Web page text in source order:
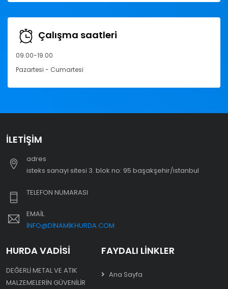
Çalışma saatleri
09.00-19.00
Pazartesi - Cumartesi
İLETIŞIM
adres
i̇steks sanayi sitesi 3. blok no: 95 başakşehir/i̇stanbul
TELEFON NUMARASI
EMAIL
INFO@DINAMIKHURDA.COM
HURDA VADISI
DEĞERLI METAL VE ATIK
MALZEMELERIN GÜVENILIR
FAYDALI LINKLER
Ana Sayfa